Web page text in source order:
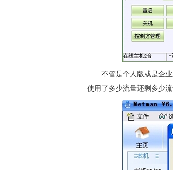
不管是个人版或是企
使用了多少流量还剩多少流